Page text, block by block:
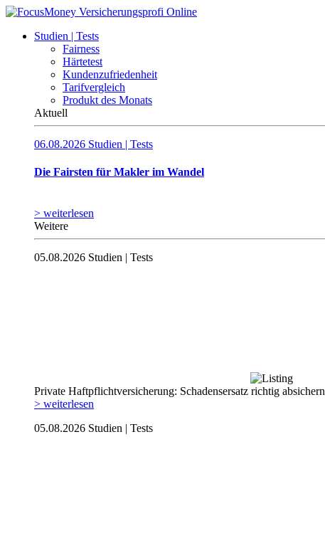
Studien | Tests
Fairness
Härtetest
Kundenzufriedenheit
Tarifvergleich
Produkt des Monats
Aktuell
06.08.2026 Studien | Tests
Die Fairsten für Makler im Wandel
> weiterlesen
Weitere
05.08.2026 Studien | Tests
Private Haftpflicht­versicherung: Schadensersatz richtig absichern
> weiterlesen
05.08.2026 Studien | Tests